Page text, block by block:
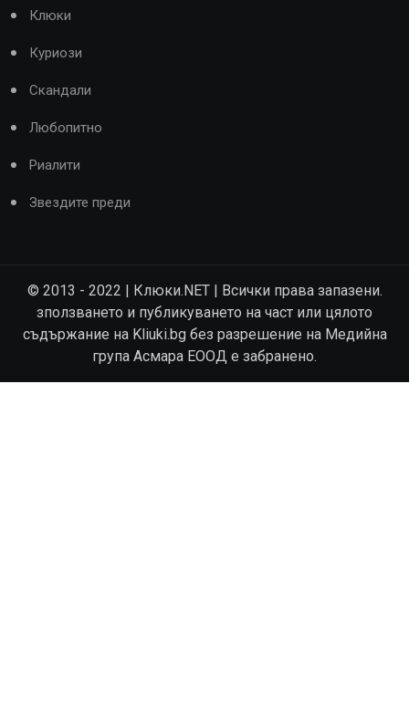
Клюки
Куриози
Скандали
Любопитно
Риалити
Звездите преди
© 2013 - 2022 | Клюки.NET | Всички права запазени.
зползването и публикуването на част или цялото
съдържание на Kliuki.bg без разрешение на Медийна
група Асмара ЕООД е забранено.